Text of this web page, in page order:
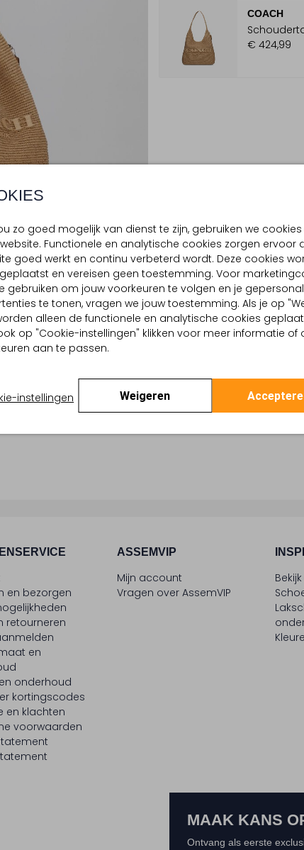
zo goed mogelijk van dienst te zijn, gebruiken we
Functionele en analytische cookies zorgen ervoor
goed werkt en continu verbeterd wordt. Deze cookies
en vereisen geen toestemming. Voor
gebruiken om jouw voorkeuren te volgen en je
te tonen, vragen we jouw toestemming. Als je op
alleen de functionele en analytische cookies
op "Cookie-instellingen" klikken voor meer informatie of
aan te passen.
instellingen Weigeren
Afspelen
COACH
€ 424,99
meer info over Doete
en bezorgen
retourneren
en
onderhoud
kortingscodes
en klachten
voorwaarden
ASSEMVIP
Mijn account
Vragen over AssemVIP
MAAK KANS
Ontvang als eerste